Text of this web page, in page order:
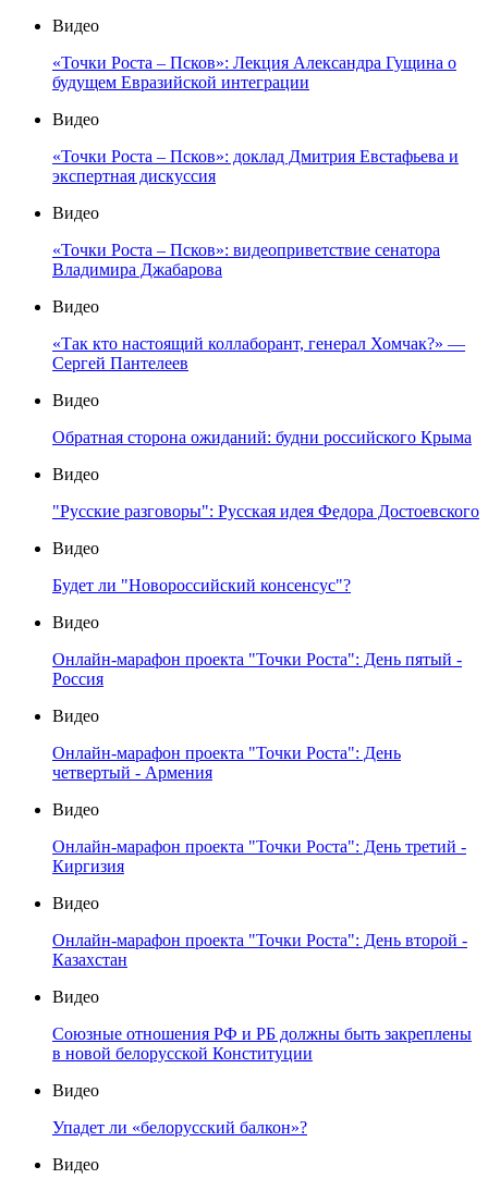
Видео
«Точки Роста – Псков»: Лекция Александра Гущина о
будущем Евразийской интеграции
Видео
«Точки Роста – Псков»: доклад Дмитрия Евстафьева и
экспертная дискуссия
Видео
«Точки Роста – Псков»: видеоприветствие сенатора
Владимира Джабарова
Видео
«Так кто настоящий коллаборант, генерал Хомчак?» —
Сергей Пантелеев
Видео
Обратная сторона ожиданий: будни российского Крыма
Видео
"Русские разговоры": Русская идея Федора Достоевского
Видео
Будет ли "Новороссийский консенсус"?
Видео
Онлайн-марафон проекта "Точки Роста": День пятый -
Россия
Видео
Онлайн-марафон проекта "Точки Роста": День
четвертый - Армения
Видео
Онлайн-марафон проекта "Точки Роста": День третий -
Киргизия
Видео
Онлайн-марафон проекта "Точки Роста": День второй -
Казахстан
Видео
Союзные отношения РФ и РБ должны быть закреплены
в новой белорусской Конституции
Видео
Упадет ли «белорусский балкон»?
Видео